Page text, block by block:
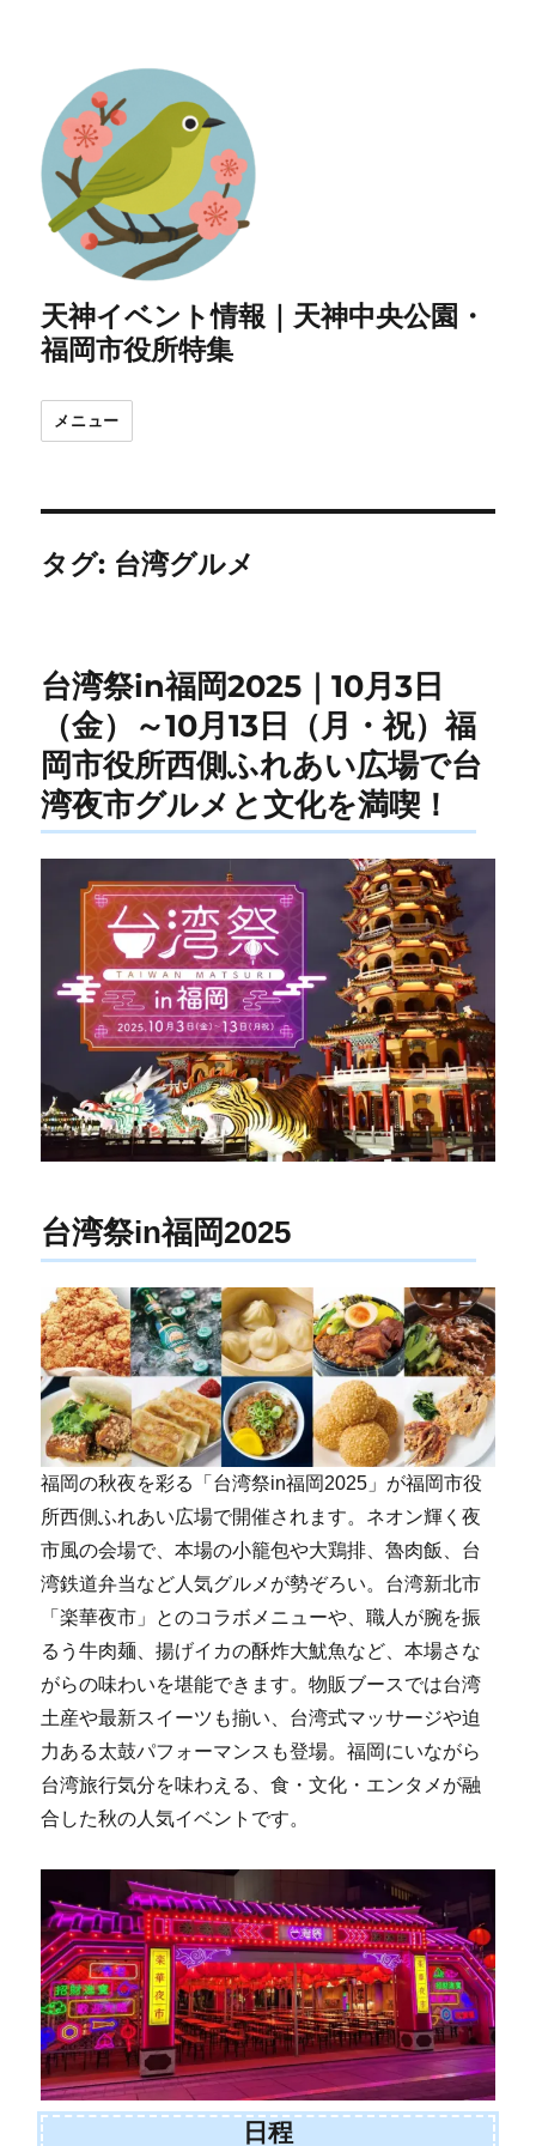
天神イベント情報｜天神中央公園・
福岡市役所特集
メニュー
タグ: 台湾グルメ
台湾祭in福岡2025｜10月3日
（金）～10月13日（月・祝）福
岡市役所西側ふれあい広場で台
湾夜市グルメと文化を満喫！
台湾祭in福岡2025
福岡の秋夜を彩る「台湾祭in福岡2025」が福岡市役
所西側ふれあい広場で開催されます。ネオン輝く夜
市風の会場で、本場の小籠包や大鶏排、魯肉飯、台
湾鉄道弁当など人気グルメが勢ぞろい。台湾新北市
「楽華夜市」とのコラボメニューや、職人が腕を振
るう牛肉麺、揚げイカの酥炸大魷魚など、本場さな
がらの味わいを堪能できます。物販ブースでは台湾
土産や最新スイーツも揃い、台湾式マッサージや迫
力ある太鼓パフォーマンスも登場。福岡にいながら
台湾旅行気分を味わえる、食・文化・エンタメが融
合した秋の人気イベントです。
日程